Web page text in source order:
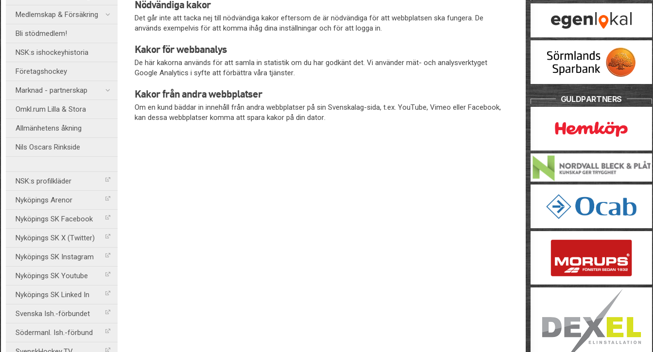
Medlemskap & Försäkring
Bli stödmedlem!
NSK:s ishockeyhistoria
Företagshockey
Marknad - partnerskap
Omkl.rum Lilla & Stora
Allmänhetens åkning
Nils Oscars Rinkside
NSK:s profilkläder
Nyköpings Arenor
Nyköpings SK Facebook
Nyköpings SK X (Twitter)
Nyköpings SK Instagram
Nyköpings SK Youtube
Nyköpings SK Linked In
Svenska Ish.-förbundet
Södermanl. Ish.-förbund
Nödvändiga kakor
Det går inte att tacka nej till nödvändiga kakor eftersom de är nödvändiga för att webbplatsen ska fungera. De
används exempelvis för att komma ihåg dina inställningar och för att logga in.
Kakor för webbanalys
De här kakorna används för att samla in statistik om du har godkänt det. Vi använder mät- och analysverktyget
Google Analytics i syfte att förbättra våra tjänster.
Kakor från andra webbplatser
Om en kund bäddar in innehåll från andra webbplatser på sin Svenskalag-sida, t.ex. YouTube, Vimeo eller Facebook,
kan dessa webbplatser komma att spara kakor på din dator.
GULDPARTNERS